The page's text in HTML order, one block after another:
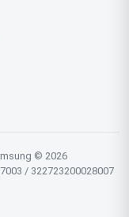
© 2026
/ 322723200028007